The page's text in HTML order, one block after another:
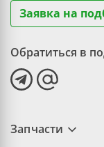
Заявка на
Обратиться в
Запчасти